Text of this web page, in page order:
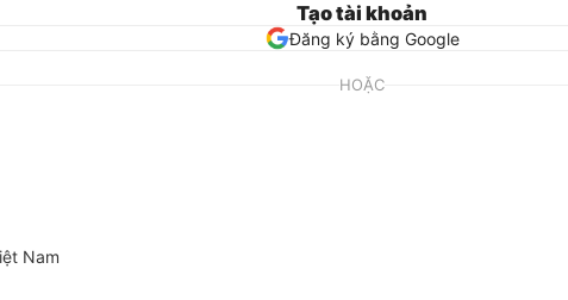
Tạo tài khoản
Đăng ký bằng Google
HOẶC
Nam